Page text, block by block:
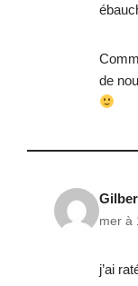
de
mer à
j’ai